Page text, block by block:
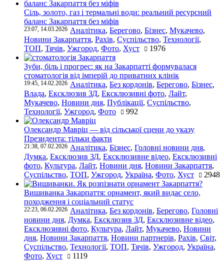
Сіль, золото, газ і термальні води: реальний ресурсний
баланс Закарпаття без міфів
23:07, 14.03.2026 Аналітика, Берегово, Бізнес, Мукачево,
Новини Закарпаття, Рахів, Суспільство, Технології,
ТОП, Тячів, Ужгород, Фото, Хуст 1976
Зуби, біль і прогрес: як на Закарпатті формувалася
стоматологія від імперій до приватних клінік
19:45, 14.02.2026 Аналітика, Без кордонів, Берегово, Бізнес,
Влада, Ексклюзив ЗД, Ексклюзивні фото, Лайт,
Мукачево, Новини дня, Публікації, Суспільство,
Технології, Ужгород, Фото 992
Олександр Мавріц — від сільської сцени до указу
Президента: тільки факти
21:38, 07.02.2026 Аналітика, Бізнес, Головні новини дня,
Думка, Ексклюзив ЗД, Ексклюзивне відео, Ексклюзивні
фото, Культура, Лайт, Новини дня, Новини Закарпаття,
Суспільство, ТОП, Ужгород, Україна, Фото, Хуст 2948
Вишиванка Закарпаття: орнамент, який видає село,
походження і соціальний статус
22:23, 06.02.2026 Аналітика, Без кордонів, Берегово, Головні
новини дня, Думка, Ексклюзив ЗД, Ексклюзивне відео,
Ексклюзивні фото, Культура, Лайт, Мукачево, Новини
дня, Новини Закарпаття, Новини партнерів, Рахів, Світ,
Суспільство, Технології, ТОП, Тячів, Ужгород, Україна,
Фото, Хуст 1119